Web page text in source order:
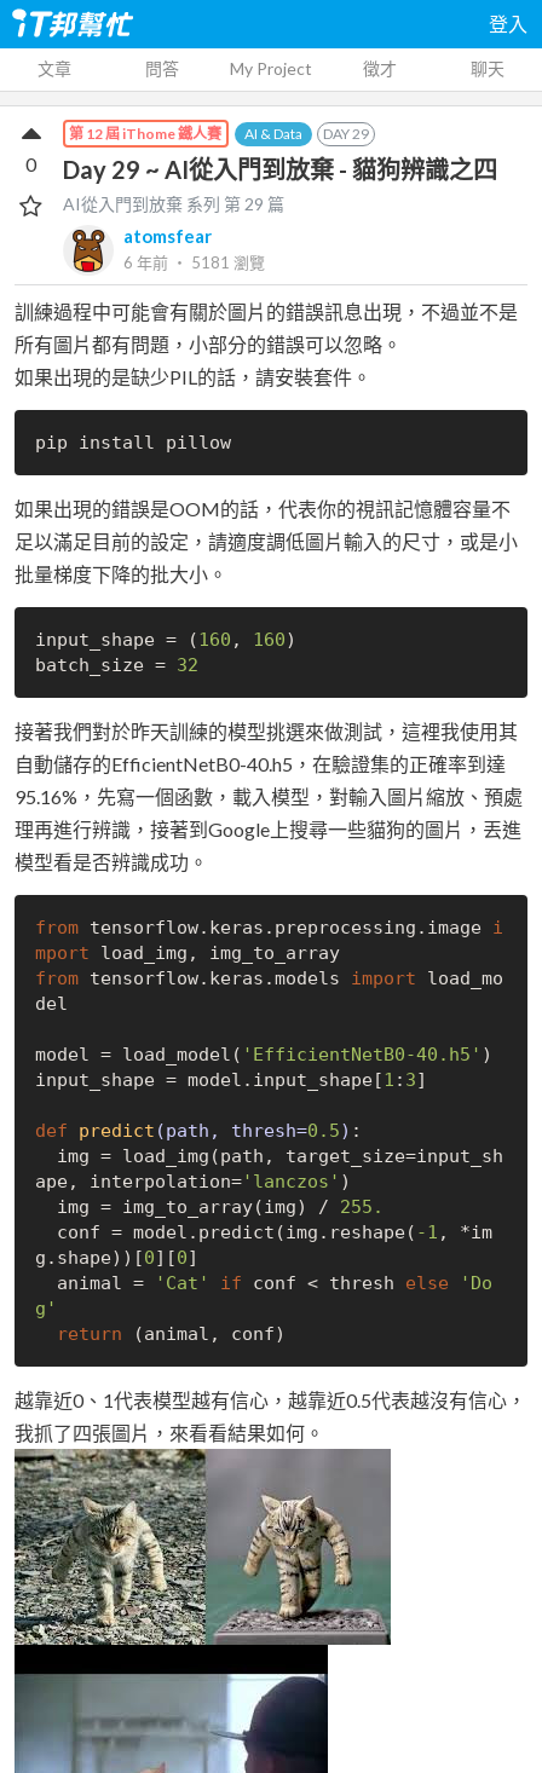
登入
文章 問答 My Project 徵才 聊天
第 12 屆 iThome 鐵人賽 AI & Data DAY29
Day 29 ~ AI從入門到放棄 - 貓狗辨識之四
AI從入門到放棄 系列 第29 篇
atomsfear
6 年前 ‧ 5181 瀏覽
0
訓練過程中可能會有關於圖片的錯誤訊息出現，不過並不是
所有圖片都有問題，小部分的錯誤可以忽略。
如果出現的是缺少PIL的話，請安裝套件。
pip install pillow
如果出現的錯誤是OOM的話，代表你的視訊記憶體容量不
足以滿足目前的設定，請適度調低圖片輸入的尺寸，或是小
批量梯度下降的批大小。
input_shape = (160 , 160)
batch_size = 32
接著我們對於昨天訓練的模型挑選來做測試，這裡我使用其
自動儲存的EfficientNetB0-40.h5，在驗證集的正確率到達
95.16%，先寫一個函數，載入模型，對輸入圖片縮放、預處
理再進行辨識，接著到Google上搜尋一些貓狗的圖片，丟進
模型看是否辨識成功。
from tensorflow.keras.preprocessing.image i
mport
load_img, img_to_array
from tensorflow.keras.models import load_mo
del
model = load_model( 'EfficientNetB0-40.h5' )
input_shape = model.input_shape[1 : 3]
def predict (path, thresh=0.5) :
ape, interpolation='lanczos' )
  img = img_to_array(img) /
255.
  conf = model.predict(img.reshape(
-1 , *im
g.shape))[0][0]
  animal =
'Cat' if conf < thresh else
'Do
g'
return
越靠近0、1代表模型越有信心，越靠近0.5代表越沒有信心，
我抓了四張圖片，來看看結果如何。